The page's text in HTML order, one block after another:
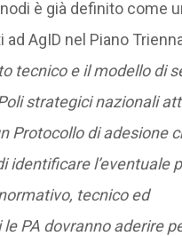
è già definito come
AgID nel Piano
tecnico e il modello di
strategici nazionali
Protocollo di adesione
identificare l’eventuale
tecnico ed
PA dovranno aderire